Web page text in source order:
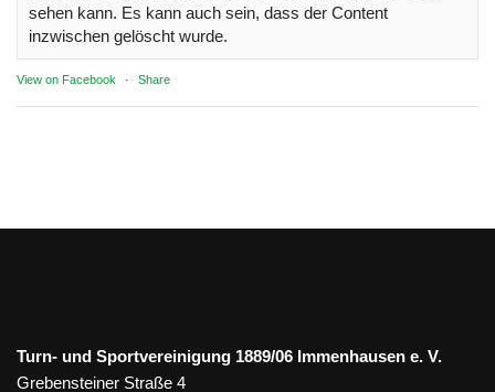
sehen kann. Es kann auch sein, dass der Content
inzwischen gelöscht wurde.
View on Facebook · Share
Turn- und Sportvereinigung 1889/06 Immenhausen e. V.
Grebensteiner Straße 4